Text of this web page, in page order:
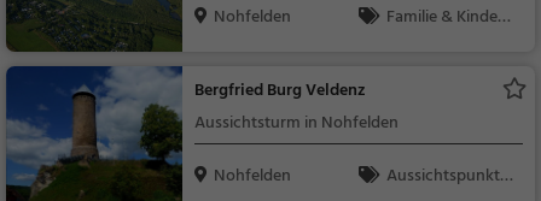
Nohfelden
Familie & Kinder,
Bergfried Burg Veldenz
Aussichtsturm in Nohfelden
Nohfelden
Aussichtspunkt, F